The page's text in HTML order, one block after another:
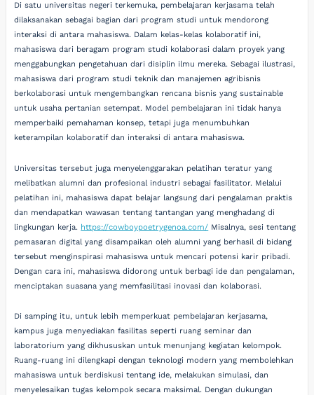
Di satu universitas negeri terkemuka, pembelajaran kerjasama telah
dilaksanakan sebagai bagian dari program studi untuk mendorong
interaksi di antara mahasiswa. Dalam kelas-kelas kolaboratif ini,
mahasiswa dari beragam program studi kolaborasi dalam proyek yang
menggabungkan pengetahuan dari disiplin ilmu mereka. Sebagai ilustrasi,
mahasiswa dari program studi teknik dan manajemen agribisnis
berkolaborasi untuk mengembangkan rencana bisnis yang sustainable
untuk usaha pertanian setempat. Model pembelajaran ini tidak hanya
memperbaiki pemahaman konsep, tetapi juga menumbuhkan
keterampilan kolaboratif dan interaksi di antara mahasiswa.
Universitas tersebut juga menyelenggarakan pelatihan teratur yang
melibatkan alumni dan profesional industri sebagai fasilitator. Melalui
pelatihan ini, mahasiswa dapat belajar langsung dari pengalaman praktis
dan mendapatkan wawasan tentang tantangan yang menghadang di
lingkungan kerja. https://cowboypoetrygenoa.com/ Misalnya, sesi tentang
pemasaran digital yang disampaikan oleh alumni yang berhasil di bidang
tersebut menginspirasi mahasiswa untuk mencari potensi karir pribadi.
Dengan cara ini, mahasiswa didorong untuk berbagi ide dan pengalaman,
menciptakan suasana yang memfasilitasi inovasi dan kolaborasi.
Di samping itu, untuk lebih memperkuat pembelajaran kerjasama,
kampus juga menyediakan fasilitas seperti ruang seminar dan
laboratorium yang dikhususkan untuk menunjang kegiatan kelompok.
Ruang-ruang ini dilengkapi dengan teknologi modern yang membolehkan
mahasiswa untuk berdiskusi tentang ide, melakukan simulasi, dan
menyelesaikan tugas kelompok secara maksimal. Dengan dukungan